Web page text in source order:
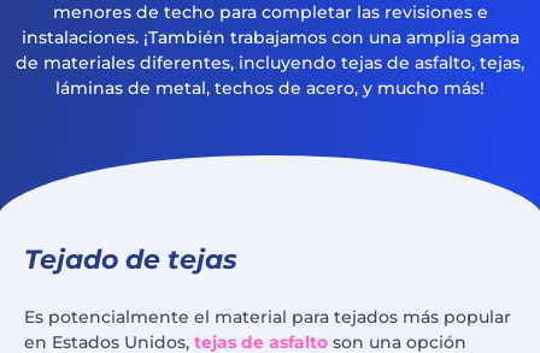
menores de techo para completar las revisiones e
instalaciones. ¡También trabajamos con una amplia gama
de materiales diferentes, incluyendo tejas de asfalto, tejas,
láminas de metal, techos de acero, y mucho más!
Tejado de tejas
Es potencialmente el material para tejados más popular
en Estados Unidos, tejas de asfalto son una opción